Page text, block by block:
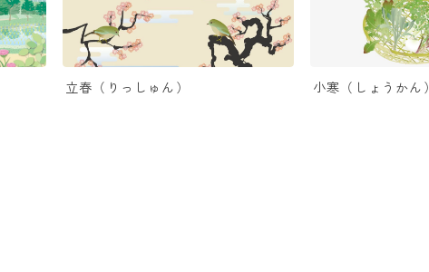
立春（りっしゅん） 小寒（しょうかん）